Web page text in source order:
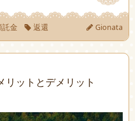
託金 返還 Gionata
リットとデメリット